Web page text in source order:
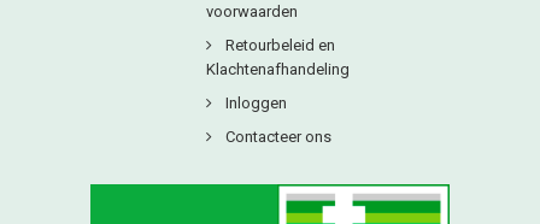
voorwaarden
Retourbeleid en
Klachtenafhandeling
Inloggen
Contacteer ons